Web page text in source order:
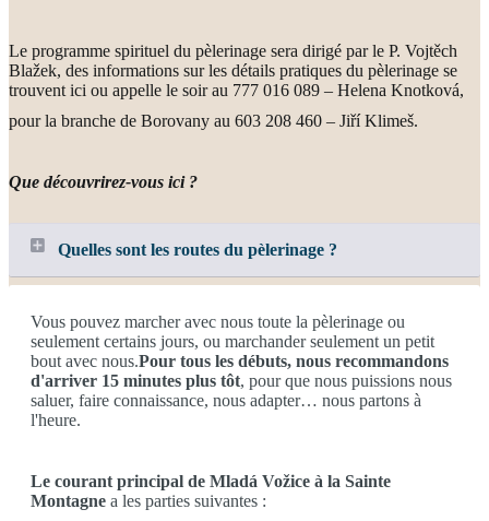
Le programme spirituel du pèlerinage sera dirigé par le P. Vojtěch
Blažek, des informations sur les détails pratiques du pèlerinage se
trouvent ici ou appelle le soir au 777 016 089 – Helena Knotková,
pour la branche de Borovany au 603 208 460 – Jiří Klimeš.
Que découvrirez-vous ici ?
Quelles sont les routes du pèlerinage ?
Vous pouvez marcher avec nous toute la pèlerinage ou
seulement certains jours, ou marchander seulement un petit
bout avec nous.Pour tous les débuts, nous recommandons
d'arriver 15 minutes plus tôt, pour que nous puissions nous
saluer, faire connaissance, nous adapter… nous partons à
l'heure.
Le courant principal de Mladá Vožice à la Sainte
Montagne a les parties suivantes :